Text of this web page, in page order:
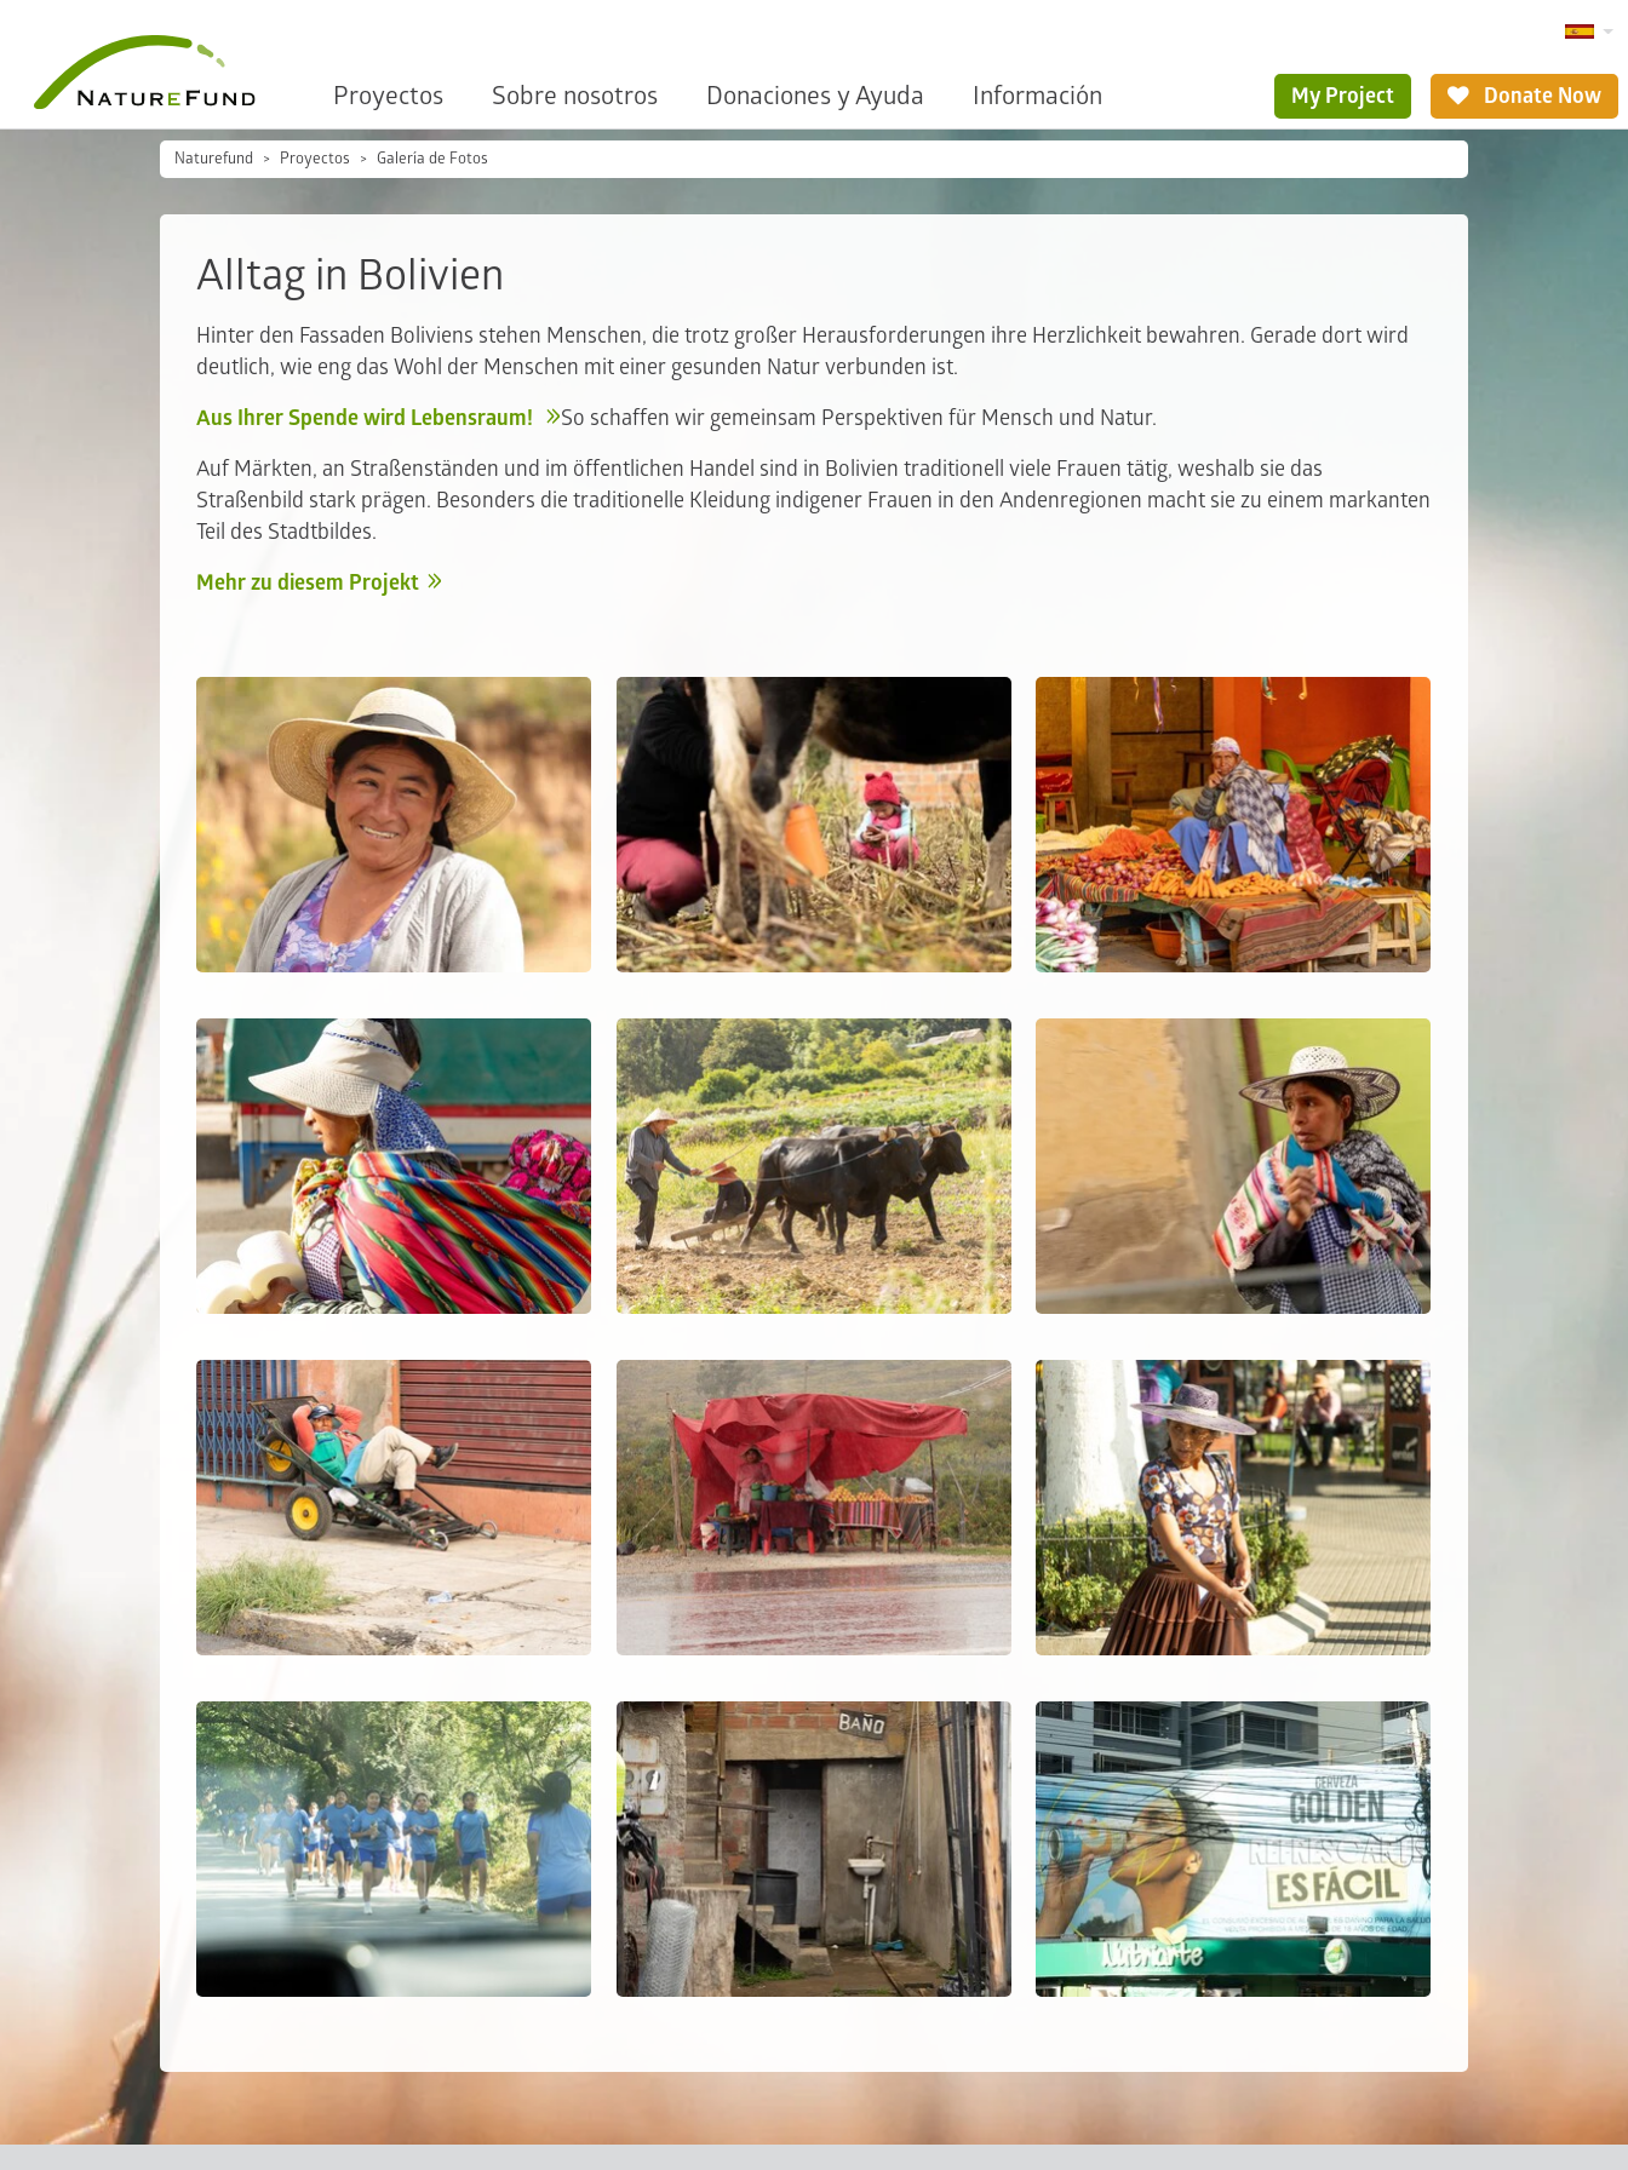
Proyectos Sobre nosotros Donaciones y Ayuda Información My Project Donate Now
Naturefund Proyectos Galería de Fotos
Alltag in Bolivien
Hinter den Fassaden Boliviens stehen Menschen, die trotz großer Herausforderungen ihre Herzlichkeit bewahren. Gerade dort wird
deutlich, wie eng das Wohl der Menschen mit einer gesunden Natur verbunden ist.
Aus Ihrer Spende wird Lebensraum!
So schaffen wir gemeinsam Perspektiven für Mensch und Natur.
Auf Märkten, an Straßenständen und im öffentlichen Handel sind in Bolivien traditionell viele Frauen tätig, weshalb sie das
Straßenbild stark prägen. Besonders die traditionelle Kleidung indigener Frauen in den Andenregionen macht sie zu einem markanten
Teil des Stadtbildes.
Mehr zu diesem Projekt